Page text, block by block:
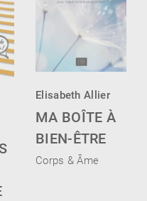
Elisabeth Allier
MA BOÎTE À
BIEN-ÊTRE
Corps & Âme